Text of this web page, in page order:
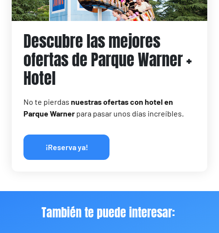
Descubre las mejores
ofertas de Parque Warner +
Hotel
No te pierdas nuestras ofertas con hotel en
Parque Warner para pasar unos días increíbles.
¡Reserva ya!
También te puede interesar: